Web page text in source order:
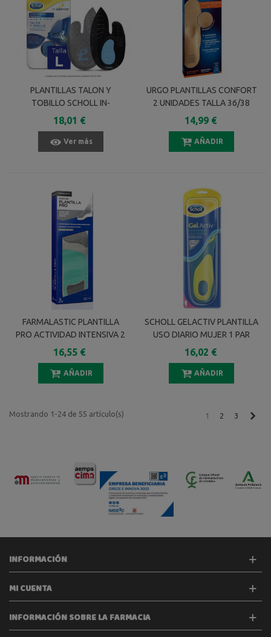
PLANTILLAS TALON Y
TOBILLO SCHOLL IN-
BALANCE TALLA L 1 PAR
18,01 €
Ver más
URGO PLANTILLAS CONFORT
2 UNIDADES TALLA 36/38
14,99 €
AÑADIR
FARMALASTIC PLANTILLA
PRO ACTIVIDAD INTENSIVA 2
UNIDADES TALLA M
16,55 €
AÑADIR
SCHOLL GELACTIV PLANTILLA
USO DIARIO MUJER 1 PAR
16,02 €
AÑADIR
Mostrando 1-24 de 55 artículo(s) 1 2 3
INFORMACIÓN
MI CUENTA
INFORMACIÓN SOBRE LA FARMACIA